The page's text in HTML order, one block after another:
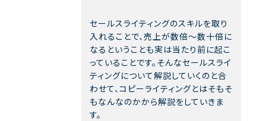
セールスライティングのスキルを取り
入れることで、売上が数倍～数十倍に
なるということも実は当たり前に起こ
っていることです。そんなセールスライ
ティングについて解説していくのと合
わせて、コピーライティングとはそもそ
もなんなのかから解説をしていきま
す。